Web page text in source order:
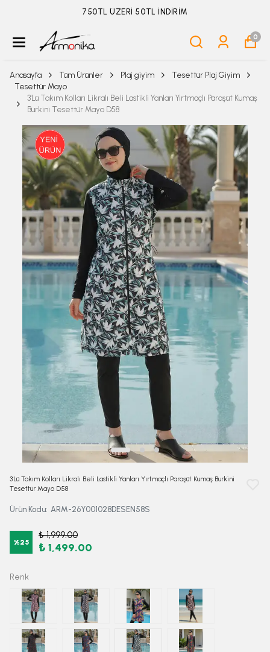
ÜYELİKSİZ SİPARİŞ İADE TALEBİ İÇİN TIKLA
0
Anasayfa Tüm Ürünler Plaj giyim
Tesettür Plaj Giyim
Tesettür Mayo
3'Lü Takım Kolları Likralı Beli Lastikli Yanları Yırtmaçlı Paraşüt Kumaş
Burkini Tesettür Mayo D58
3'Lü Takım Kolları Likralı Beli Lastikli Yanları Yırtmaçlı Paraşüt Kumaş Burkini
Tesettür Mayo D58
Ürün Kodu: ARM-26Y001028DESEN58S
%25
₺ 1,999.00
₺ 1,499.00
Renk